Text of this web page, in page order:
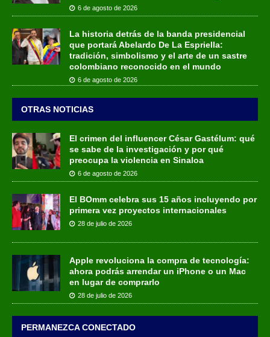
6 de agosto de 2026
La historia detrás de la banda presidencial
que portará Abelardo De La Espriella:
tradición, simbolismo y el arte de un sastre
colombiano reconocido en el mundo
6 de agosto de 2026
OTRAS NOTICIAS
El crimen del influencer César Gastélum: qué
se sabe de la investigación y por qué
preocupa la violencia en Sinaloa
6 de agosto de 2026
El BOmm celebra sus 15 años incluyendo por
primera vez proyectos internacionales
28 de julio de 2026
Apple revoluciona la compra de tecnología:
ahora podrás arrendar un iPhone o un Mac
en lugar de comprarlo
28 de julio de 2026
PERMANEZCA CONECTADO